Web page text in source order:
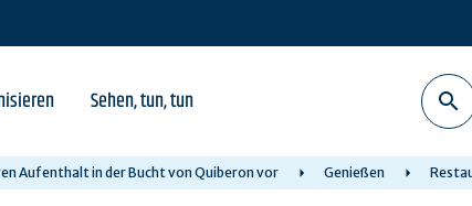
Sehen, tun, tun
Aufenthalt in der Bucht von Quiberon vor Genießen